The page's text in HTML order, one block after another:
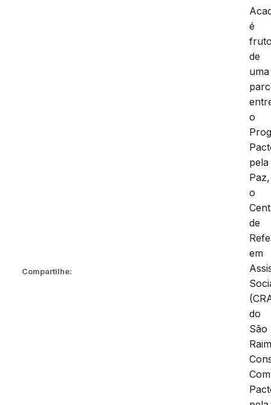
Compartilhe:
é
de
uma
o
pela
Paz,
o
de
em
do
São